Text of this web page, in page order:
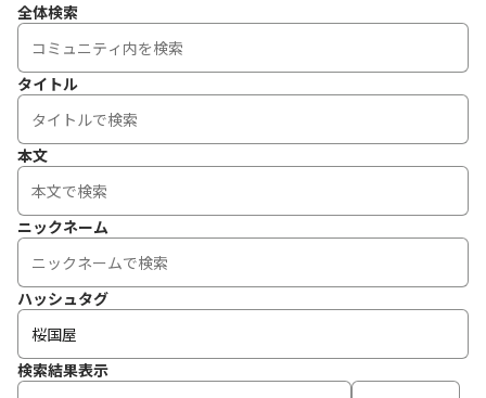
全体検索
タイトル
本文
ニックネーム
ハッシュタグ
検索結果表示